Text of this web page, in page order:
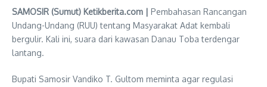
SAMOSIR (Sumut) Ketikberita.com | Pembahasan Rancangan
Undang-Undang (RUU) tentang Masyarakat Adat kembali
bergulir. Kali ini, suara dari kawasan Danau Toba terdengar
lantang.
Bupati Samosir Vandiko T. Gultom meminta agar regulasi